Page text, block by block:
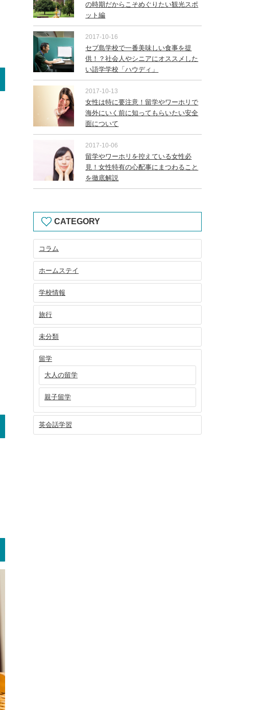
の時期だからこそめぐりたい観光スポ
ット編
2017-10-16
セブ島学校で一番美味しい食事を提
供！？社会人やシニアにオススメした
い語学学校「ハウディ」
2017-10-13
女性は特に要注意！留学やワーホリで
海外にいく前に知ってもらいたい安全
面について
2017-10-06
留学やワーホリを控えている女性必
見！女性特有の心配事にまつわること
を徹底解説
CATEGORY
コラム
ホームステイ
学校情報
旅行
未分類
留学
大人の留学
親子留学
英会話学習